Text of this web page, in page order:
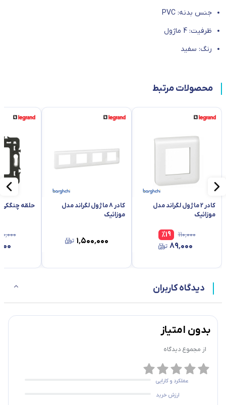
جنس بدنه: PVC
ظرفیت: 4 ماژول
رنگ‌: سفید
محصولات مرتبط
کادر 2 ماژول لگراند مدل
موزائیک
۱۱۰٬۰۰۰ %19
۸۹٬۰۰۰
کادر 8 ماژول لگراند مدل
موزائیک
۱٬۵۰۰٬۰۰۰
حلقه چنگکی
دیدگاه کاربران
بدون امتیاز
از مجموع دیدگاه
عملکرد و کارایی
ارزش خرید